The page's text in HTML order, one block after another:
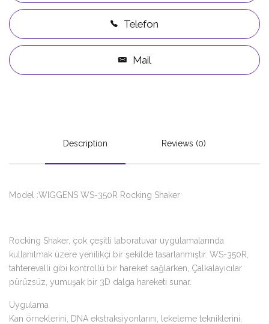
Telefon
Mail
Description Reviews (0)
Model :WIGGENS WS-350R Rocking Shaker
Rocking Shaker, çok çeşitli laboratuvar uygulamalarında
kullanılmak üzere yenilikçi bir şekilde tasarlanmıştır. WS-350R,
tahterevalli gibi kontrollü bir hareket sağlarken, Çalkalayıcılar
pürüzsüz, yumuşak bir 3D dalga hareketi sunar.
Uygulama
Kan örneklerini, DNA ekstraksiyonlarını, lekeleme tekniklerini,